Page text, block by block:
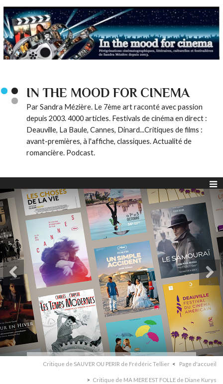
IN THE MOOD FOR CINEMA
Par Sandra Mézière. Le 7ème art raconté avec passion
depuis 2003. 4000 articles. Festivals de cinéma en direct :
Deauville, La Baule, Cannes, Dinard...Critiques de films :
avant-premières, à l'affiche, classiques. Actualité de
romancière. Podcast.
Critique de SAUVER OU PERIR de Frédéric Tellier Page d'accueil
Critique de MA MERE EST FOLLE de Diane Kurys